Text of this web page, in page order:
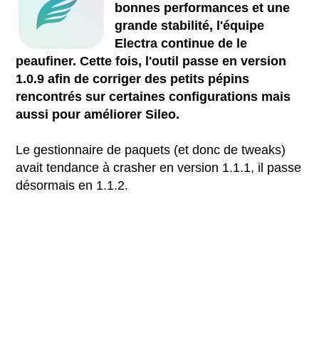
bonnes performances et une
grande stabilité, l'équipe
Electra continue de le
peaufiner. Cette fois, l'outil passe en version
1.0.9 afin de corriger des petits pépins
rencontrés sur certaines configurations mais
aussi pour améliorer Sileo.
Le gestionnaire de paquets (et donc de tweaks)
avait tendance à crasher en version 1.1.1, il passe
désormais en 1.1.2.